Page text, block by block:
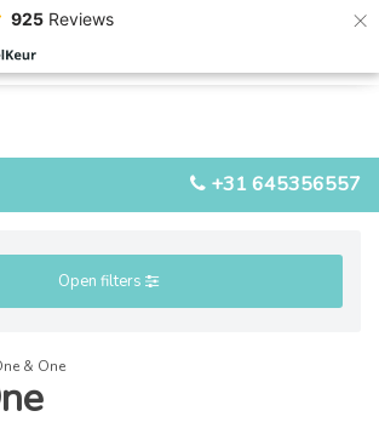
925 Reviews ×
+31 645356557
Open filters
& One